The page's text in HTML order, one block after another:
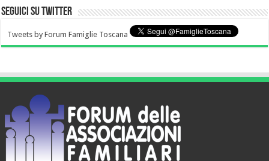
Seguici su Twitter
Tweets by Forum Famiglie Toscana